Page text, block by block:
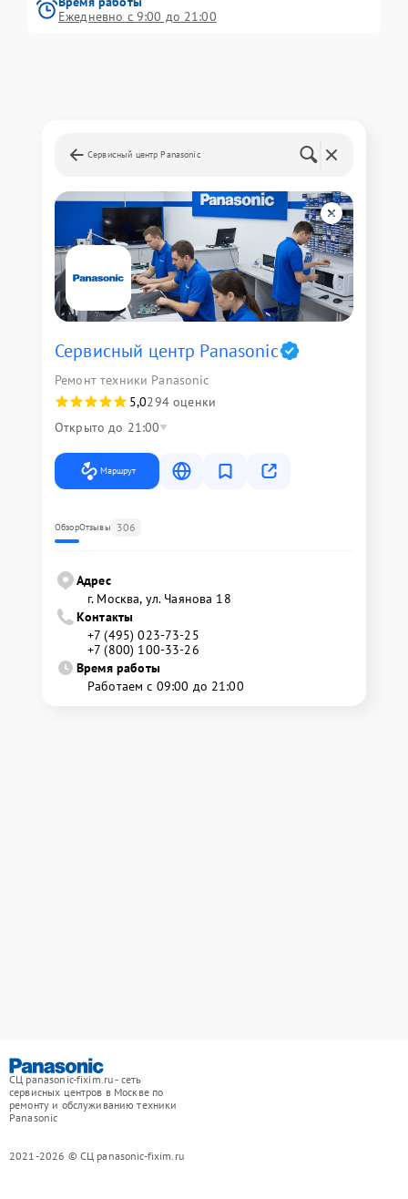
Ежедневно с 9:00 до 21:00
Сервисный центр Panasonic
Сервисный центр Panasonic
Ремонт техники Panasonic
5,0294 оценки
Открыто до 21:00
Маршрут
ОбзорОтзывы 306
Адрес
г. Москва, ул. Чаянова 18
Контакты
+7 (495) 023-73-25
+7 (800) 100-33-26
Время работы
Работаем с 09:00 до 21:00
СЦ panasonic-fixim.ru - сеть
сервисных центров в Москве по
ремонту и обслуживанию техники
Panasonic
2021-2026 © СЦ panasonic-fixim.ru